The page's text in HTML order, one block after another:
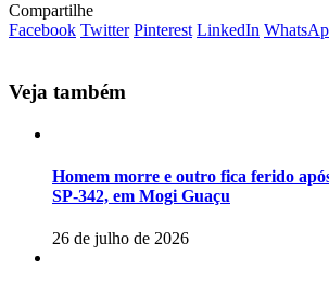
Compartilhe
Facebook Twitter Pinterest LinkedIn
Veja também
Homem morre e outro fica ferido
SP-342, em Mogi Guaçu
26 de julho de 2026